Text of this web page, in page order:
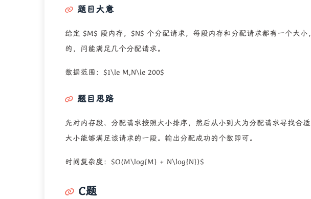
题目大意
给定 $M$ 段内存，$N$ 个分配请求，每段内存和分配请求都有一个大
的，问能满足几个分配请求。
数据范围：$1\le M,N\le 200$
题目思路
先对内存段、分配请求按照大小排序，然后从小到大为分配请求寻找合
大小能够满足该请求的一段。输出分配成功的个数即可。
时间复杂度：$O(M\log{M} + N\log{N})$
C题